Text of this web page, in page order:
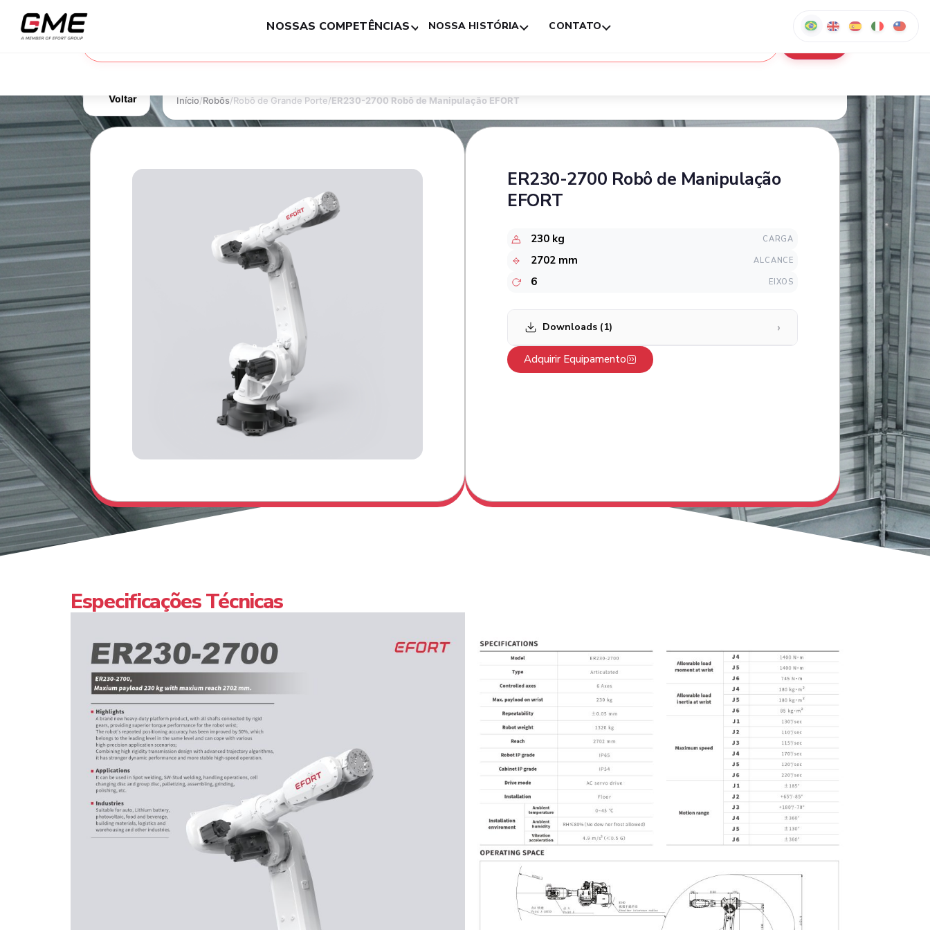
NOSSAS COMPETÊNCIAS NOSSA HISTÓRIA CONTATO
Voltar Início/Robôs/Robô de Grande Porte/ER230-2700 Robô de Manipulação EFORT
ER230-2700 Robô de Manipulação
EFORT
230 kg CARGA
2702 mm ALCANCE
6 EIXOS
Downloads (1) ›
ER230-2700 Flyer Robot
Adquirir Equipamento
Especificações Técnicas